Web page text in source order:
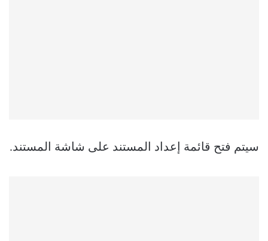
سيتم فتح قائمة إعداد المستند على شاشة المستند.